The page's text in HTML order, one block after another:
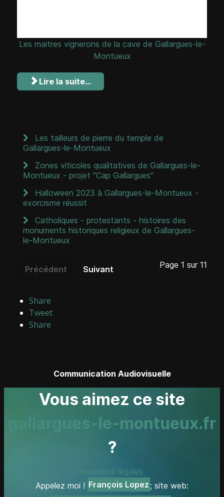
Les maitres vignerons de la cave de Gallargues-le-
Montueux
Lire la suite...
Les tailleurs de pierre du temple de
Gallargues-le-Montueux
Zones viticoles qualitatives de Gallargues-le-
Montueux - projet "Cap Gallargues"
Halloween 2023 à Gallargues-le-Montueux -
exorcisme réussit
Catholiques - protestants - histoires des
monuments historiques religieux de Gallargues-
le-Montueux
Page 1 sur 11
Précédent Suivant
Share
Tweet
Share
Communication Audiovisuelle
Vous aimez ce site
gallargues-le-montueux.fr
?
mentions légales
Appelez moi ! François Lopez ; site web: